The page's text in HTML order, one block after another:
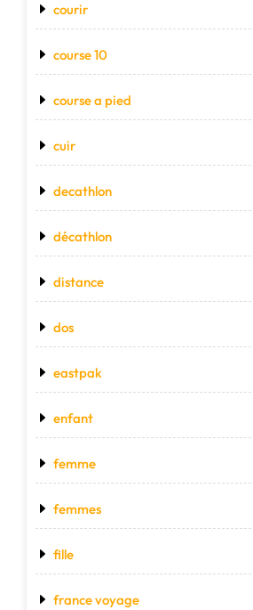
courir
course 10
course a pied
cuir
decathlon
décathlon
distance
dos
eastpak
enfant
femme
femmes
fille
france voyage